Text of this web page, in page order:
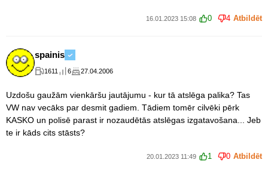
16.01.2023 15:08 0 4 Atbildēt
spainis
1611 6 27.04.2006
Uzdošu gaužām vienkāršu jautājumu - kur tā atslēga palika? Tas
VW nav vecāks par desmit gadiem. Tādiem tomēr cilvēki pērk
KASKO un polisē parast ir nozaudētās atslēgas izgatavošana... Jeb
te ir kāds cits stāsts?
20.01.2023 11:49 1 0 Atbildēt